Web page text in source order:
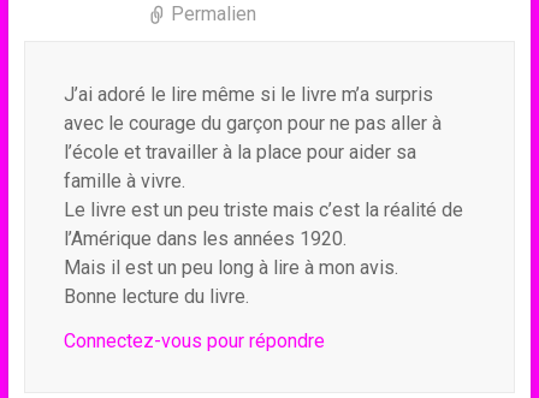
Permalien
J’ai adoré le lire même si le livre m’a surpris
avec le courage du garçon pour ne pas aller à
l’école et travailler à la place pour aider sa
famille à vivre.
Le livre est un peu triste mais c’est la réalité de
l’Amérique dans les années 1920.
Mais il est un peu long à lire à mon avis.
Bonne lecture du livre.
Connectez-vous pour répondre